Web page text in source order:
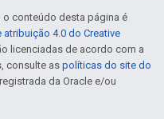
o conteúdo desta página é
atribuição 4.0 do Creative
licenciadas de acordo com a
consulte as políticas do site do
da Oracle e/ou